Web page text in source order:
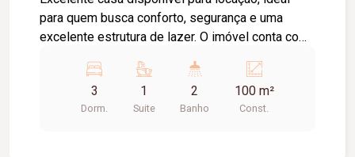
para quem busca conforto, segurança e uma
excelente estrutura de lazer. O imóvel conta com
01 suíte. O banheiro da suíte possui box em vidro
e armário sob a pia. Dispõe ainda de sala
aconchegante, cozinha com armário, 01 banheiro
3
Dorm.
1
Suite
2
Banho
100 m²
Const.